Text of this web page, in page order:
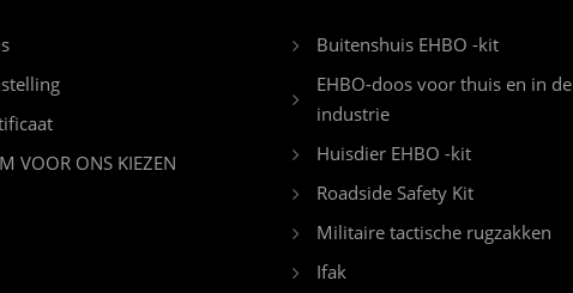
VOOR ONS KIEZEN
Buitenshuis EHBO -kit
EHBO-doos voor thuis en in de
industrie
Huisdier EHBO -kit
Roadside Safety Kit
Militaire tactische rugzakken
Ifak